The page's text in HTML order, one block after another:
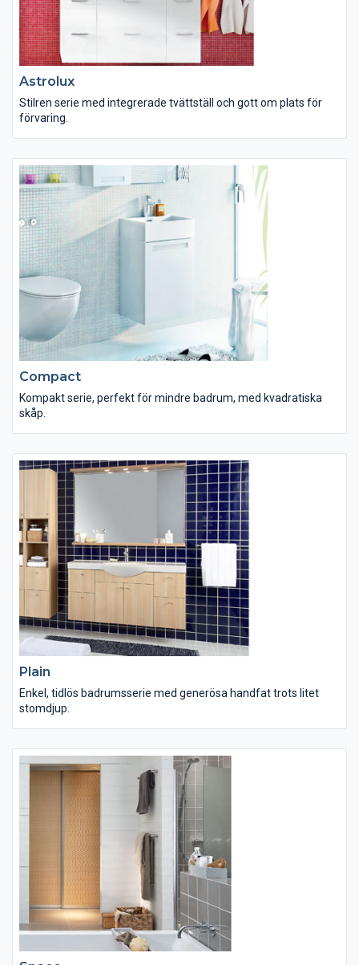
Astrolux
Stilren serie med integrerade tvättställ och gott om plats för
förvaring.
Compact
Kompakt serie, perfekt för mindre badrum, med kvadratiska
skåp.
Plain
Enkel, tidlös badrumsserie med generösa handfat trots litet
stomdjup.